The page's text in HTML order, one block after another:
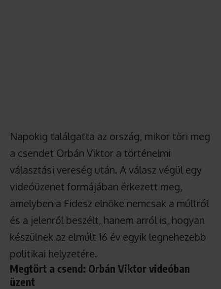
Napokig találgatta az ország, mikor töri meg
a csendet Orbán Viktor a történelmi
választási vereség után. A válasz végül egy
videóüzenet formájában érkezett meg,
amelyben a Fidesz elnöke nemcsak a múltról
és a jelenről beszélt, hanem arról is, hogyan
készülnek az elmúlt 16 év egyik legnehezebb
politikai helyzetére.
Megtört a csend: Orbán Viktor videóban
üzent